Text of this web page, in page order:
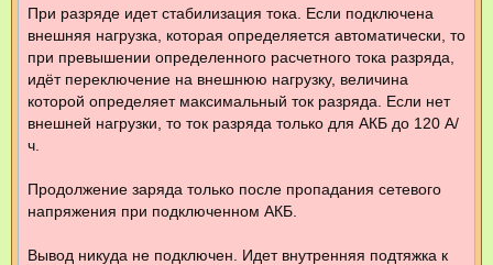
щ
е
и
При разряде идет стабилизация тока. Если подключена
внешняя нагрузка, которая определяется автоматически, то
при превышении определенного расчетного тока разряда,
идёт переключение на внешнюю нагрузку, величина
которой определяет максимальный ток разряда. Если нет
внешней нагрузки, то ток разряда только для АКБ до 120 А/
ч.
Продолжение заряда только после пропадания сетевого
напряжения при подключенном АКБ.
Вывод никуда не подключен. Идет внутренняя подтяжка к